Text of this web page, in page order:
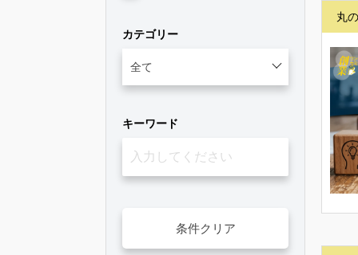
カテゴリー
キーワード
条件クリア
丸